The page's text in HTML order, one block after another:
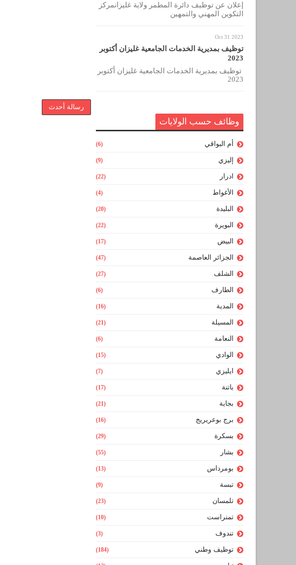
إعلان عن توظيف دائرة المطمر ولاية غليزانمركز
التكوين المهني والتمهين
Oct 31 2023
توظيف بمديرية الخدمات الجامعية غليزان أكتوبر
2023
توظيف بمديرية الخدمات الجامعية غليزان أكتوبر
2023
وظائف حسب الولايات
أم البواقي (6)
إليزي (9)
ادرار (22)
الأغواط (4)
البليدة (20)
البويرة (22)
البيض (17)
الجزائر العاصمة (47)
الشلف (27)
الطارف (6)
المدية (16)
المسيلة (21)
النعامة (6)
الوادي (15)
ايليزي (7)
باتنة (17)
بجاية (21)
برج بوعريريج (16)
بسكرة (29)
بشار (55)
بومرداس (13)
تبسة (9)
تلمسان (23)
تمنراست (10)
تندوف (3)
توظيف وطني (184)
رسالة أحدث